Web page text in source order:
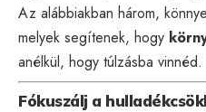
Az alábbiakban három,
melyek segítenek, hogy
anélkül, hogy túlzásba vinnéd.
Fókuszálj a